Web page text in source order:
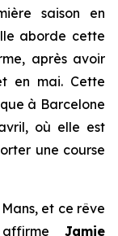
saison en
aborde cette
après avoir
en mai. Cette
à Barcelone
où elle est
une course
et ce rêve
Jamie